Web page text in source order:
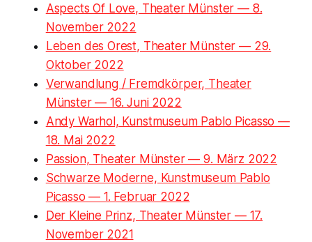
Aspects Of Love, Theater Münster — 8.
November 2022
Leben des Orest, Theater Münster — 29.
Oktober 2022
Verwandlung / Fremdkörper, Theater
Münster — 16. Juni 2022
Andy Warhol, Kunstmuseum Pablo Picasso —
18. Mai 2022
Passion, Theater Münster — 9. März 2022
Schwarze Moderne, Kunstmuseum Pablo
Picasso — 1. Februar 2022
Der Kleine Prinz, Theater Münster — 17.
November 2021